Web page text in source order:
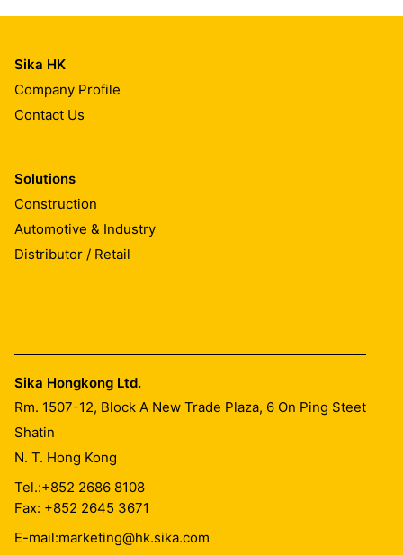
Sika HK
Company Profile
Contact Us
Solutions
Construction
Automotive & Industry
Distributor / Retail
Sika Hongkong Ltd.
Rm. 1507-12, Block A New Trade Plaza, 6 On Ping Steet
Shatin
N. T. Hong Kong
Tel.:+852 2686 8108
Fax: +852 2645 3671
E-mail:marketing@hk.sika.com